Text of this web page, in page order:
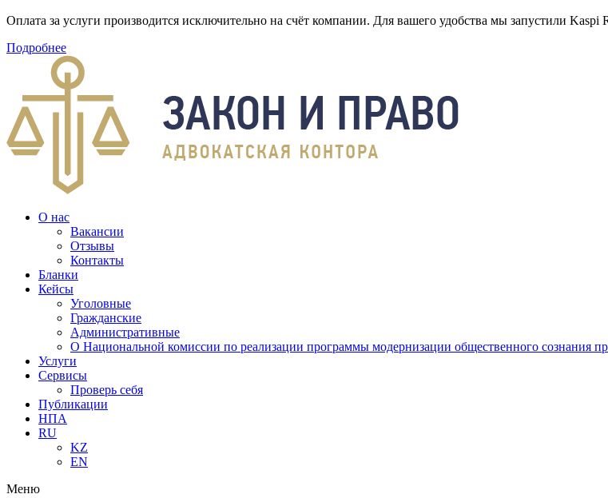
Оплата за услуги производится исключительно на счёт компании. Для вашего удобства мы запустили
Подробнее
О нас
Вакансии
Отзывы
Контакты
Бланки
Кейсы
Уголовные
Гражданские
Административные
О Национальной комиссии по реализации программы модернизации общественного сознания
Услуги
Сервисы
Проверь себя
Публикации
НПА
RU
KZ
EN
Меню